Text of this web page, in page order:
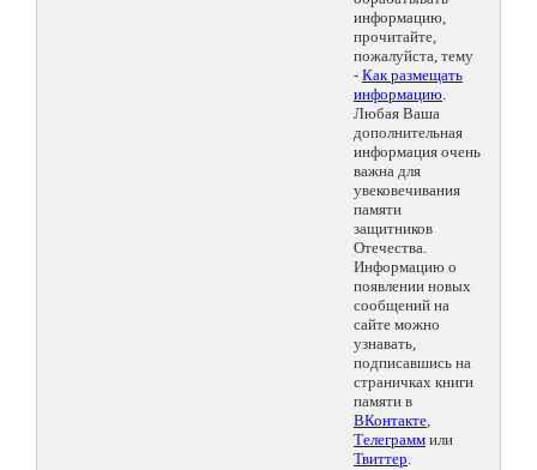
информацию,
прочитайте,
пожалуйста, тему
- Как размещать
информацию.
Любая Ваша
дополнительная
информация очень
важна для
увековечивания
памяти
защитников
Отечества.
Информацию о
появлении новых
сообщений на
сайте можно
узнавать,
подписавшись на
страничках книги
памяти в
ВКонтакте,
Телеграмм или
Твиттер.